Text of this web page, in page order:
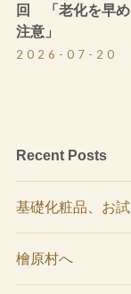
回 「老化を早め
注意」
2026-07-20
Recent Posts
基礎化粧品、お
檜原村へ